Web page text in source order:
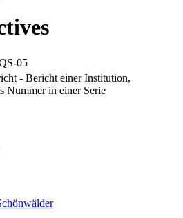
05
- Bericht einer Institution,
Nummer in einer Serie